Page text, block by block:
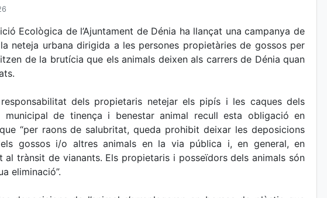
Ecològica de l’Ajuntament de Dénia ha llançat una campanya de
neteja urbana dirigida a les persones propietàries de gossos per
de la brutícia que els animals deixen als carrers de Dénia quan
dels propietaris netejar els pipís i les caques dels
municipal de tinença i benestar animal recull esta obligació en
“per raons de salubritat, queda prohibit deixar les deposicions
gossos i/o altres animals en la via pública i, en general, en
al trànsit de vianants. Els propietaris i posseïdors dels animals són
eliminació”.